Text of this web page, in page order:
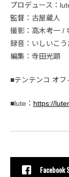
プロデュース：
監督：古屋蔵人
撮影：高木考一 /
録音：いしいこう
編集：寺田光顕
■テンテンコ オフ
■lute： https://
Facebook